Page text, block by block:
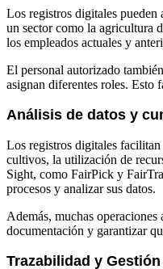
Los registros digitales pueden
un sector como la agricultura
los empleados actuales y
El personal autorizado
asignan diferentes roles. Esto
Análisis de datos y
Los registros digitales facilitan
cultivos, la utilización de
Sight, como FairPick y
procesos y analizar sus datos.
Además, muchas
documentación y garantizar
Trazabilidad y